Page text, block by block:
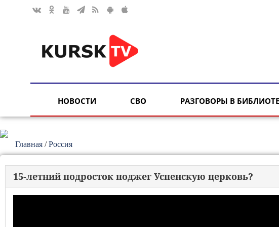
НОВОСТИ СВО РАЗГОВОРЫ В
Главная /Россия
15-летний подросток поджег Успенскую церковь?